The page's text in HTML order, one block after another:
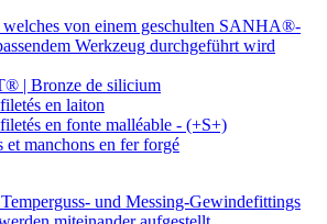
| Bronze de silicium
en laiton
en fonte malléable - (+S+)
et manchons en fer forgé